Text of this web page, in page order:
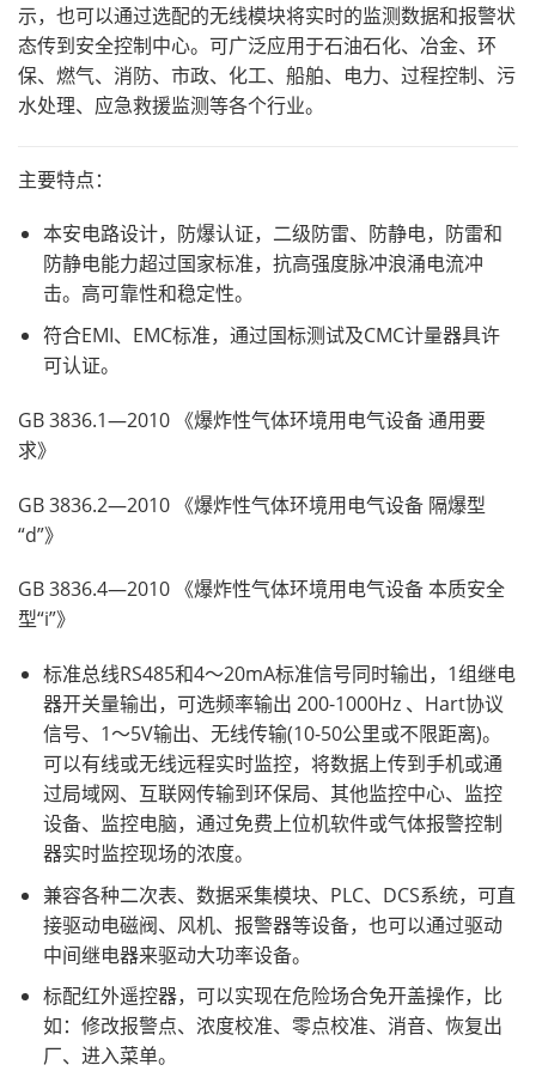
示，也可以通过选配的无线模块将实时的监测数据和报警状
态传到安全控制中心。可广泛应用于石油石化、冶金、环
保、燃气、消防、市政、化工、船舶、电力、过程控制、污
水处理、应急救援监测等各个行业。
主要特点：
本安电路设计，防爆认证，二级防雷、防静电，防雷和
防静电能力超过国家标准，抗高强度脉冲浪涌电流冲
击。高可靠性和稳定性。
符合EMI、EMC标准，通过国标测试及CMC计量器具许
可认证。
GB 3836.1—2010 《爆炸性气体环境用电气设备 通用要
求》
GB 3836.2—2010 《爆炸性气体环境用电气设备 隔爆型
“d”》
GB 3836.4—2010 《爆炸性气体环境用电气设备 本质安全
型“i”》
标准总线RS485和4～20mA标准信号同时输出，1组继电
器开关量输出，可选频率输出 200-1000Hz 、Hart协议
信号、1～5V输出、无线传输(10-50公里或不限距离)。
可以有线或无线远程实时监控，将数据上传到手机或通
过局域网、互联网传输到环保局、其他监控中心、监控
设备、监控电脑，通过免费上位机软件或气体报警控制
器实时监控现场的浓度。
兼容各种二次表、数据采集模块、PLC、DCS系统，可直
接驱动电磁阀、风机、报警器等设备，也可以通过驱动
中间继电器来驱动大功率设备。
标配红外遥控器，可以实现在危险场合免开盖操作，比
如：修改报警点、浓度校准、零点校准、消音、恢复出
厂、进入菜单。